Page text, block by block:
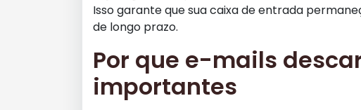
Isso garante que sua caixa de entrada
de longo prazo.
Por que e-mails
importantes